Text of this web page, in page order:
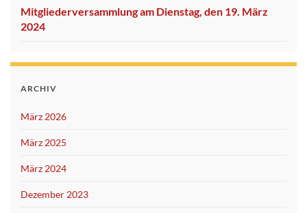
Mitgliederversammlung am Dienstag, den 19. März
2024
ARCHIV
März 2026
März 2025
März 2024
Dezember 2023